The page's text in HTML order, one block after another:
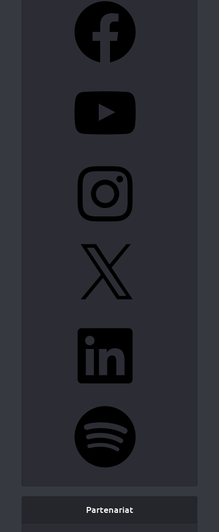
Partenariat